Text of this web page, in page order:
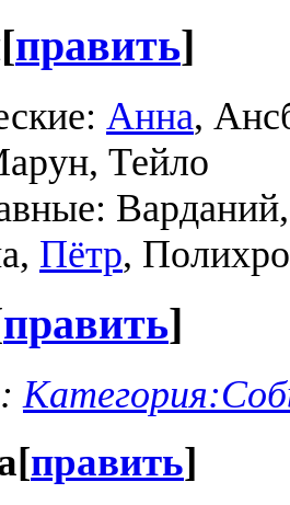
[править]
Анна,
Тейло
Пётр,
править]
[править]